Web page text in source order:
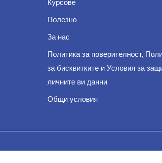
Курсове
Полезно
За нас
Политика за поверителност,
за бисквитките и Условия за
личните ви данни
Общи условия